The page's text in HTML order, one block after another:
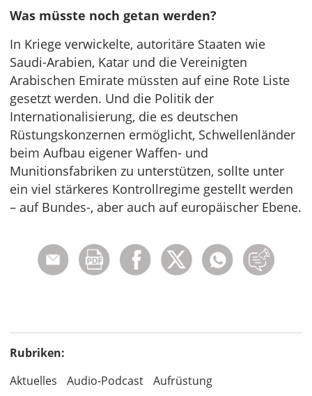
Was müsste noch getan werden?
In Kriege verwickelte, autoritäre Staaten wie
Saudi-Arabien, Katar und die Vereinigten
Arabischen Emirate müssten auf eine Rote Liste
gesetzt werden. Und die Politik der
Internationalisierung, die es deutschen
Rüstungskonzernen ermöglicht, Schwellenländer
beim Aufbau eigener Waffen- und
Munitionsfabriken zu unterstützen, sollte unter
ein viel stärkeres Kontrollregime gestellt werden
– auf Bundes-, aber auch auf europäischer Ebene.
Rubriken:
Aktuelles
Audio-Podcast
Aufrüstung